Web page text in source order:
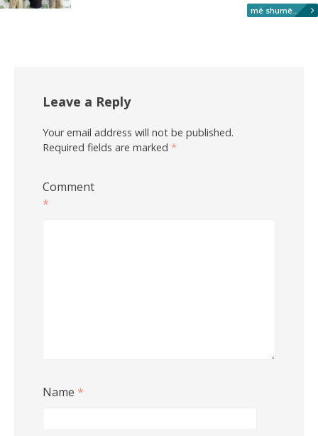
më shumë...
Leave a Reply
Your email address will not be published.
Required fields are marked *
Comment
*
Name *